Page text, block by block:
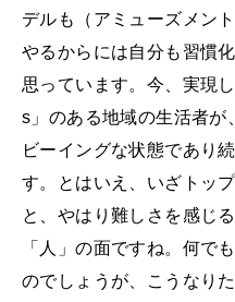
デルも（アミューズメン
やるからには自分も習慣
思っています。今、実現
s」のある地域の生活者が
ビーイングな状態であり
す。とはいえ、いざトッ
と、やはり難しさを感じ
「人」の面ですね。何で
のでしょうが、こうなり